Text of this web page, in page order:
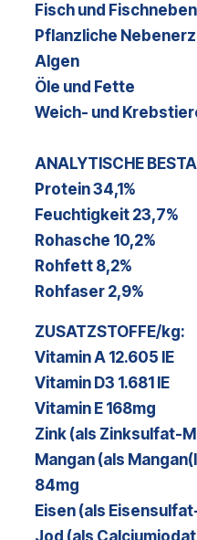
Fisch und
Pflanzliche
Algen
Öle und Fette
Weich- und
ANALYTISCHE
Protein 34,1%
Feuchtigkeit 23,7%
Rohasche 10,2%
Rohfett 8,2%
Rohfaser 2,9%
ZUSATZSTOFFE/kg:
Vitamin A 12.605 IE
Vitamin D3 1.681 IE
Vitamin E 168mg
Zink (als Zinksulfat-
Mangan (als
84mg
Eisen (als